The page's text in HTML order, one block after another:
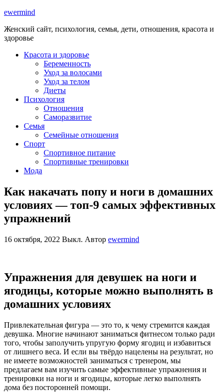
ewermind
Женский сайт, психология, семья, дети, отношения, красота и
здоровье
Красота и здоровье
Беременность
Уход за волосами
Уход за телом
Диеты
Психология
Отношения
Саморазвитие
Семья
Семейные отношения
Спорт
Спортивное питание
Спортивные тренировки
Мода
Как накачать попу и ноги в домашних
условиях — топ-9 самых эффективных
упражнений
16 октября, 2022 Выкл. Автор ewermind
Упражнения для девушек на ноги и
ягодицы, которые можно выполнять в
домашних условиях
Привлекательная фигура — это то, к чему стремится каждая
девушка. Многие начинают заниматься фитнесом только ради
того, чтобы заполучить упругую форму ягодиц и избавиться
от лишнего веса. И если вы твёрдо нацелены на результат, но
не имеете возможностей заниматься с тренером, мы
предлагаем вам изучить самые эффективные упражнения и
тренировки на ноги и ягодицы, которые легко выполнять
дома без посторонней помощи.